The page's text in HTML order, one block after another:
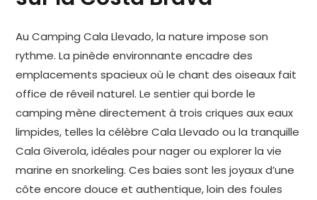
Au Camping Cala Llevado, la nature impose son
rythme. La pinède environnante encadre des
emplacements spacieux où le chant des oiseaux fait
office de réveil naturel. Le sentier qui borde le
camping mène directement à trois criques aux eaux
limpides, telles la célèbre Cala Llevado ou la tranquille
Cala Giverola, idéales pour nager ou explorer la vie
marine en snorkeling. Ces baies sont les joyaux d’une
côte encore douce et authentique, loin des foules